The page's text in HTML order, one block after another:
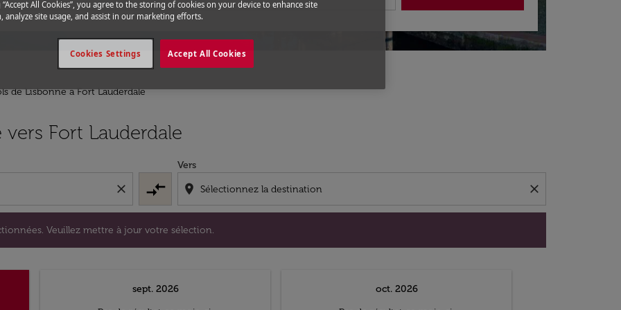
de Lisbonne a Fort Lauderdale
Fort Lauderdale
close compare_arrows
Vers
location_on close
Veuillez mettre à jour votre sélection.
Veuillez mettre à jour votre sélection.
sept. 2026
oct. 2026
“Accept All Cookies”, you agree to the storing of cookies on your device to enhance site
analyze site usage, and assist in our marketing efforts.
Accept All Cookies
Cookies Settings